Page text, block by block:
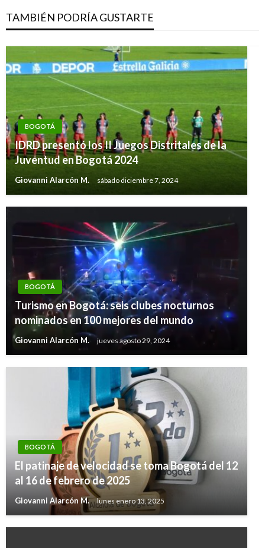
TAMBIÉN PODRÍA GUSTARTE
BOGOTÁ
IDRD presentó los II Juegos Distritales de la
Juventud en Bogotá 2024
Giovanni Alarcón M. sábado diciembre 7, 2024
BOGOTÁ
Turismo en Bogotá: seis clubes nocturnos
nominados en 100 mejores del mundo
Giovanni Alarcón M. jueves agosto 29, 2024
BOGOTÁ
El patinaje de velocidad se toma Bogotá del 12
al 16 de febrero de 2025
Giovanni Alarcón M. lunes enero 13, 2025